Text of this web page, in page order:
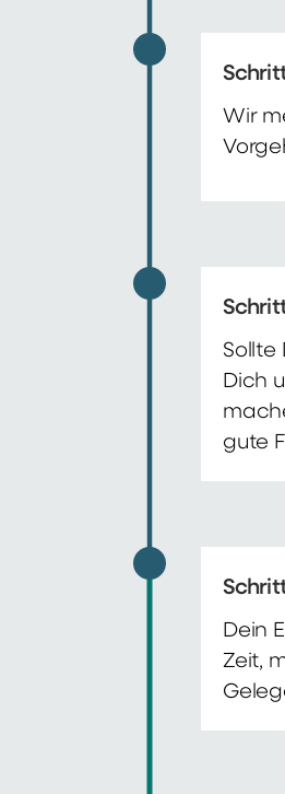
Wir
Sollte
Dich
gute
Dein
Zeit,